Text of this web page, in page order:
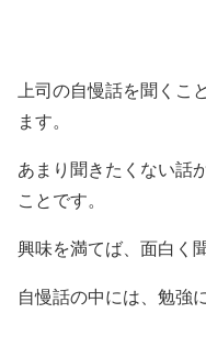
上司の自慢話を聞くこ
ます。
あまり聞きたくない話
ことです。
興味を満てば、面白く
自慢話の中には、勉強